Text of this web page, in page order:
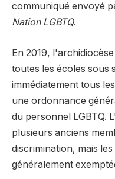
communiqué envoyé
Nation LGBTQ.
En 2019,
toutes les écoles sous
immédiatement tous
une ordonnance
du personnel LGBTQ.
plusieurs anciens
discrimination, mais
généralement